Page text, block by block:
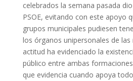
celebrados la semana pasada
PSOE, evitando con este apoyo
grupos municipales pudiesen
los órganos unipersonales de las
actitud ha evidenciado la
público entre ambas
que evidencia cuando apoya